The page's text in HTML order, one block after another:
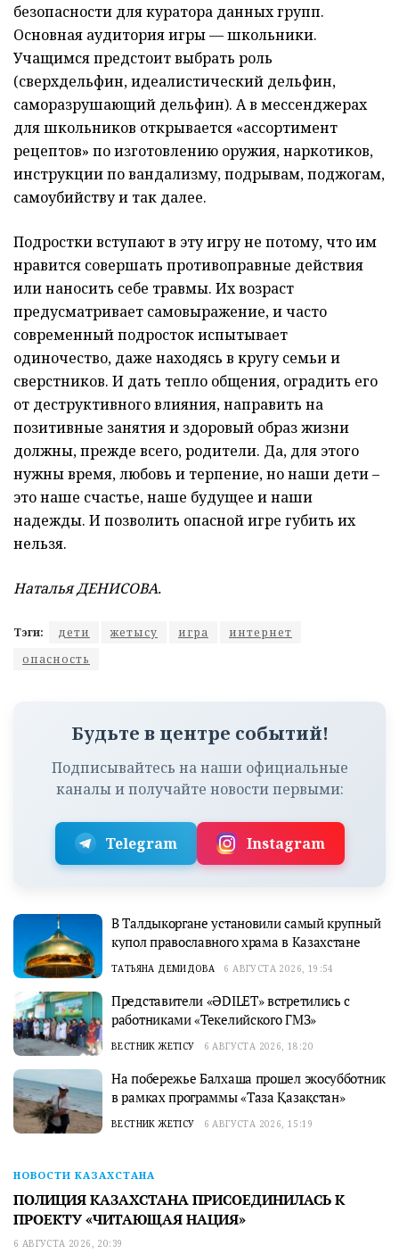
безопасности для куратора данных групп.
Основная аудитория игры — школьники.
Учащимся предстоит выбрать роль
(сверхдельфин, идеалистический дельфин,
саморазрушающий дельфин). А в мессенджерах
для школьников открывается «ассортимент
рецептов» по изготовлению оружия, наркотиков,
инструкции по вандализму, подрывам, поджогам,
самоубийству и так далее.
Подростки вступают в эту игру не потому, что им
нравится совершать противоправные действия
или наносить себе травмы. Их возраст
предусматривает самовыражение, и часто
современный подросток испытывает
одиночество, даже находясь в кругу семьи и
сверстников. И дать тепло общения, оградить его
от деструктивного влияния, направить на
позитивные занятия и здоровый образ жизни
должны, прежде всего, родители. Да, для этого
нужны время, любовь и терпение, но наши дети –
это наше счастье, наше будущее и наши
надежды. И позволить опасной игре губить их
нельзя.
Наталья ДЕНИСОВА.
Тэги: дети жетысу игра
интернет
опасность
Будьте в центре событий!
Подписывайтесь на наши официальные
каналы и получайте новости первыми:
Telegram Instagram
В Талдыкоргане установили самый крупный
купол православного храма в Казахстане
ТАТЬЯНА ДЕМИДОВА 6 АВГУСТА 2026, 19:54
Представители «ӘDILET» встретились с
работниками «Текелийского ГМЗ»
ВЕСТНИК ЖЕТІСУ 6 АВГУСТА 2026, 18:20
На побережье Балхаша прошел экосубботник
в рамках программы «Таза Қазақстан»
ВЕСТНИК ЖЕТІСУ 6 АВГУСТА 2026, 15:19
НОВОСТИ КАЗАХСТАНА
ПОЛИЦИЯ КАЗАХСТАНА ПРИСОЕДИНИЛАСЬ К
ПРОЕКТУ «ЧИТАЮЩАЯ НАЦИЯ»
6 АВГУСТА 2026, 20:39